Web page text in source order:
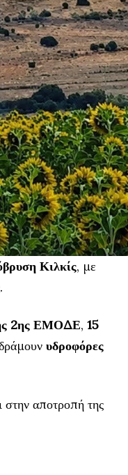
Κιλκίς, με
2ης ΕΜΟΔΕ, 15
υδροφόρες
στην αποτροπή της